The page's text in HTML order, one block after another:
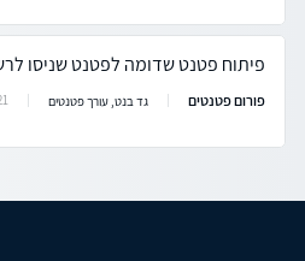
פיתוח פטנט שדומה לפטנט שניסו
פורום פטנטים גד בנט, עורך פטנטים